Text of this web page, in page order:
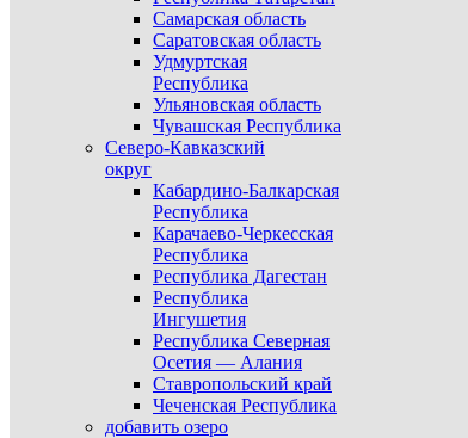
Самарская область
Саратовская область
Удмуртская
Республика
Ульяновская область
Чувашская Республика
Северо-Кавказский
округ
Кабардино-Балкарская
Республика
Карачаево-Черкесская
Республика
Республика Дагестан
Республика
Ингушетия
Республика Северная
Осетия — Алания
Ставропольский край
Чеченская Республика
добавить озеро